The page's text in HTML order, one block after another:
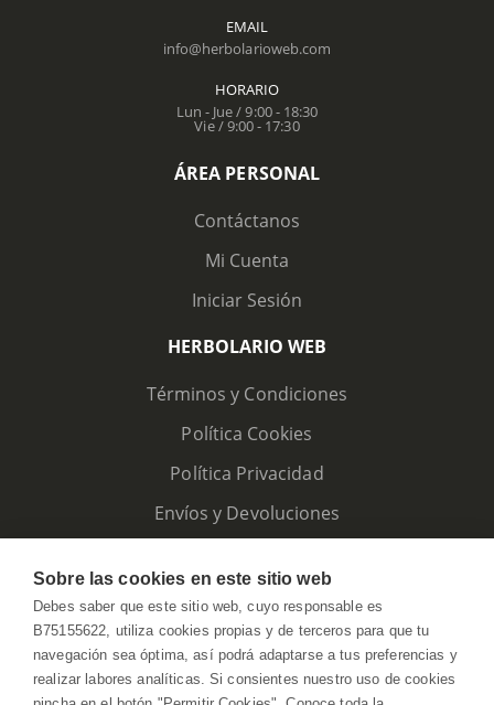
EMAIL
info@herbolarioweb.com
HORARIO
Lun - Jue / 9:00 - 18:30
Vie / 9:00 - 17:30
ÁREA PERSONAL
Contáctanos
Mi Cuenta
Iniciar Sesión
HERBOLARIO WEB
Términos y Condiciones
Política Cookies
Política Privacidad
Envíos y Devoluciones
Sobre las cookies en este sitio web
Debes saber que este sitio web, cuyo responsable es
B75155622, utiliza cookies propias y de terceros para que tu
navegación sea óptima, así podrá adaptarse a tus preferencias y
realizar labores analíticas. Si consientes nuestro uso de cookies